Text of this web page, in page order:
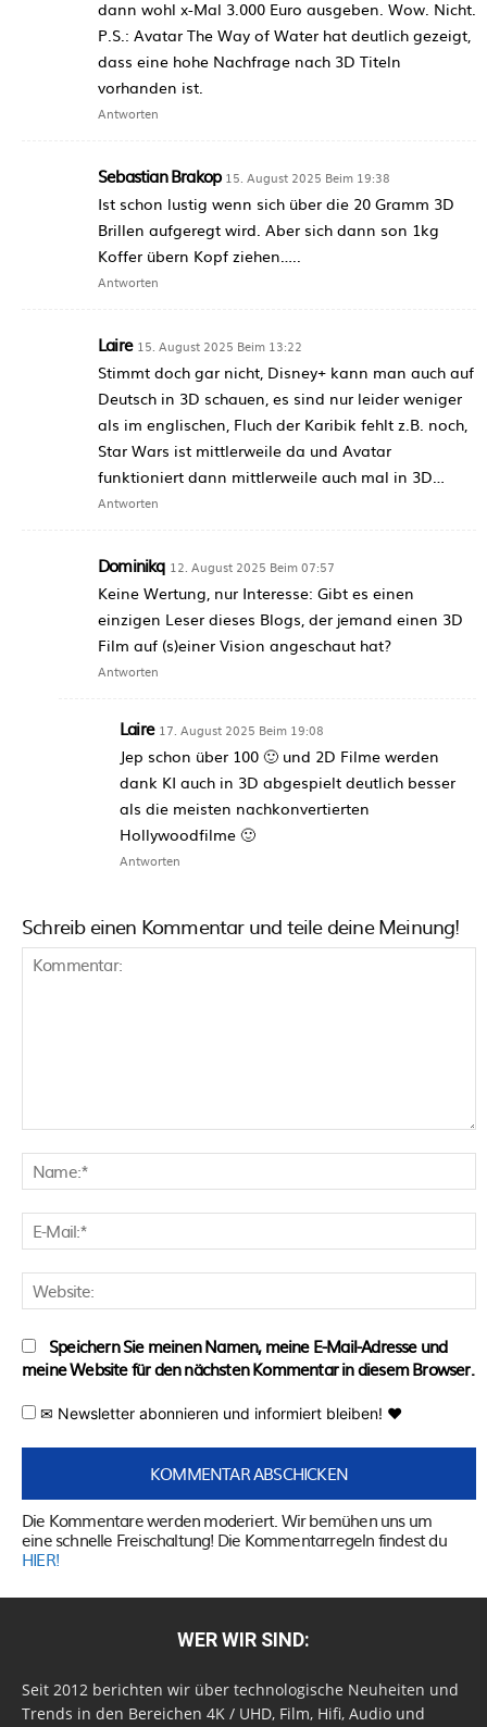
dann wohl x-Mal 3.000 Euro ausgeben. Wow. Nicht.
P.S.: Avatar The Way of Water hat deutlich gezeigt,
dass eine hohe Nachfrage nach 3D Titeln
vorhanden ist.
Antworten
Sebastian Brakop 15. August 2025 Beim 19:38
Ist schon lustig wenn sich über die 20 Gramm 3D
Brillen aufgeregt wird. Aber sich dann son 1kg
Koffer übern Kopf ziehen…..
Antworten
Laire 15. August 2025 Beim 13:22
Stimmt doch gar nicht, Disney+ kann man auch auf
Deutsch in 3D schauen, es sind nur leider weniger
als im englischen, Fluch der Karibik fehlt z.B. noch,
Star Wars ist mittlerweile da und Avatar
funktioniert dann mittlerweile auch mal in 3D…
Antworten
Dominikq 12. August 2025 Beim 07:57
Keine Wertung, nur Interesse: Gibt es einen
einzigen Leser dieses Blogs, der jemand einen 3D
Film auf (s)einer Vision angeschaut hat?
Antworten
Laire 17. August 2025 Beim 19:08
Jep schon über 100 🙂 und 2D Filme werden
dank KI auch in 3D abgespielt deutlich besser
als die meisten nachkonvertierten
Hollywoodfilme 🙂
Antworten
Schreib einen Kommentar und teile deine Meinung!
Speichern Sie meinen Namen, meine E-Mail-Adresse und
meine Website für den nächsten Kommentar in diesem Browser.
✉ Newsletter abonnieren und informiert bleiben! ♥
Die Kommentare werden moderiert. Wir bemühen uns um
eine schnelle Freischaltung! Die Kommentarregeln findest du
HIER!
WER WIR SIND:
Seit 2012 berichten wir über technologische Neuheiten und
Trends in den Bereichen 4K / UHD, Film, Hifi, Audio und